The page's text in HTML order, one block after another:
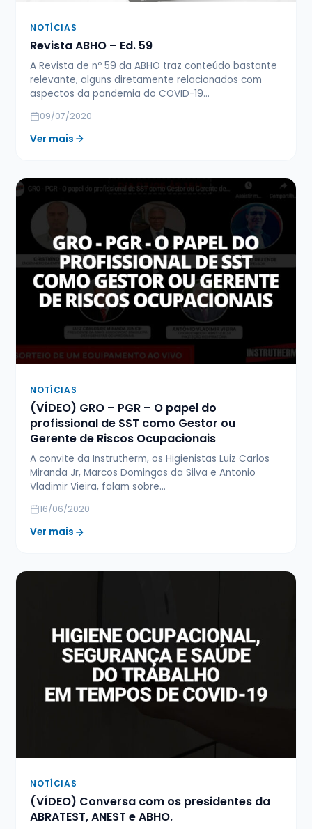
NOTÍCIAS
Revista ABHO – Ed. 59
A Revista de nº 59 da ABHO traz conteúdo bastante
relevante, alguns diretamente relacionados com
aspectos da pandemia do COVID-19…
09/07/2020
Ver mais
NOTÍCIAS
(VÍDEO) GRO – PGR – O papel do
profissional de SST como Gestor ou
Gerente de Riscos Ocupacionais
A convite da Instrutherm, os Higienistas Luiz Carlos
Miranda Jr, Marcos Domingos da Silva e Antonio
Vladimir Vieira, falam sobre…
16/06/2020
Ver mais
NOTÍCIAS
(VÍDEO) Conversa com os presidentes da
ABRATEST, ANEST e ABHO.